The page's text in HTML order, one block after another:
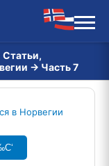
Статьи,
→ Часть 7
в Норвегии